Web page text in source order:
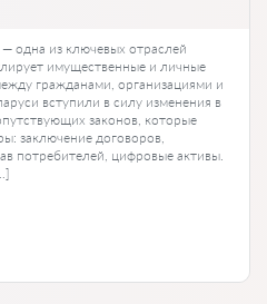
одна из ключевых отраслей
имущественные и личные
гражданами, организациями и
вступили в силу изменения в
законов, которые
заключение договоров,
потребителей, цифровые активы.